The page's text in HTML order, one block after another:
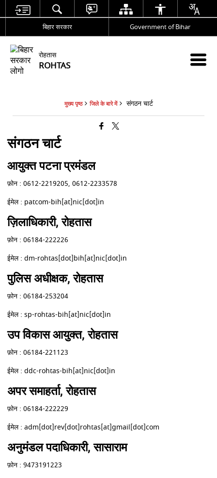
बिहार सरकार Government of Bihar
रोहतास
ROHTAS
मुख्य पृष्ठ जिले के बारे में संगठन चार्ट
संगठन चार्ट
आयुक्त पटना प्रमंडल
फ़ोन : 0612-2219205, 0612-2233578
ईमेल : patcom-bih[at]nic[dot]in
ज़िलाधिकारी, रोहतास
फ़ोन : 06184-222226
ईमेल : dm-rohtas[dot]bih[at]nic[dot]in
पुलिस अधीक्षक, रोहतास
फ़ोन : 06184-253204
ईमेल : sp-rohtas-bih[at]nic[dot]in
उप विकास आयुक्त, रोहतास
फ़ोन : 06184-221123
ईमेल : ddc-rohtas-bih[at]nic[dot]in
अपर समाहर्ता, रोहतास
फ़ोन : 06184-222229
ईमेल : adm[dot]rev[dot]rohtas[at]gmail[dot]com
अनुमंडल पदाधिकारी, सासाराम
फ़ोन : 9473191223